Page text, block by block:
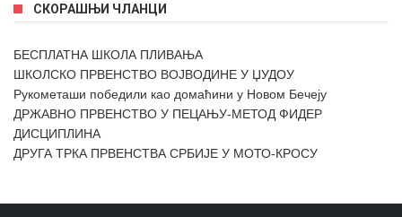
СКОРАШЊИ ЧЛАНЦИ
БЕСПЛАТНА ШКОЛА ПЛИВАЊА
ШКОЛСКО ПРВЕНСТВО ВОЈВОДИНЕ У ЏУДОУ
Рукометаши победили као домаћини у Новом Бечеју
ДРЖАВНО ПРВЕНСТВО У ПЕЦАЊУ-МЕТОД ФИДЕР
ДИСЦИПЛИНА
ДРУГА ТРКА ПРВЕНСТВА СРБИЈЕ У МОТО-КРОСУ